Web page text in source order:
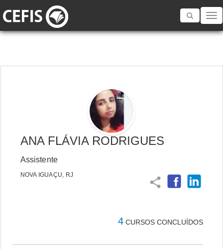
Toggle
ANA FLÁVIA RODRIGUES
Assistente
NOVA IGUAÇU, RJ
share
4 CURSOS CONCLUÍDOS